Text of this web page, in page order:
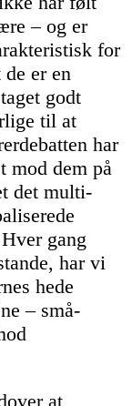
– og er
for
er en
godt
til at
har
mod dem på
det multi-
gang
har vi
hede
– små-
at